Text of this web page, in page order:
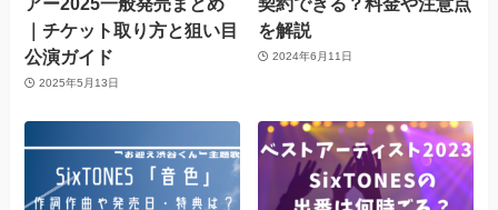
｜チケット取り方と狙い目
公演ガイド
2025年5月13日
を解説
2024年6月11日